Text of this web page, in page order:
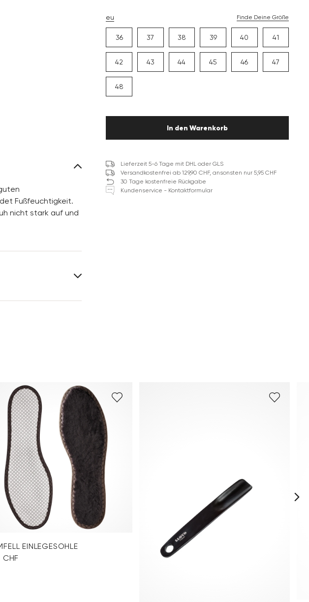
Fußfeuchtigkeit.
nicht stark auf und
Du im Bereich
eu Finde Deine Größe
36 37 38 39 40 41
42 43 44 45 46 47
48
In den Warenkorb
Lieferzeit 5-6 Tage mit DHL oder GLS
Versandkostenfrei ab 129,90 CHF, ansonsten nur 5,95 CHF
30 Tage kostenfreie Rückgabe
Kundenservice - Kontaktformular
EINLEGESOHLE
CHF